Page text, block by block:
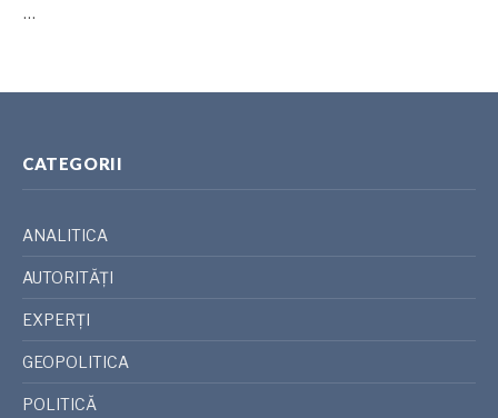
…
CATEGORII
ANALITICA
AUTORITĂȚI
EXPERȚI
GEOPOLITICA
POLITICĂ